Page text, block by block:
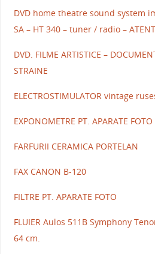
DVD home theatre sound system
SA – HT 340 – tuner / radio –
DVD. FILME ARTISTICE –
STRAINE
ELECTROSTIMULATOR vintage
EXPONOMETRE PT. APARATE
FARFURII CERAMICA PORTELAN
FAX CANON B-120
FILTRE PT. APARATE FOTO
FLUIER Aulos 511B Symphony
64 cm.